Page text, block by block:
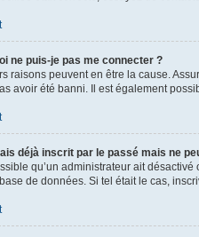
ne puis-je pas me connecter ?
raisons peuvent en être la cause.
avoir été banni. Il est également
déjà inscrit par le passé mais ne
qu’un administrateur ait
de données. Si tel était le cas,